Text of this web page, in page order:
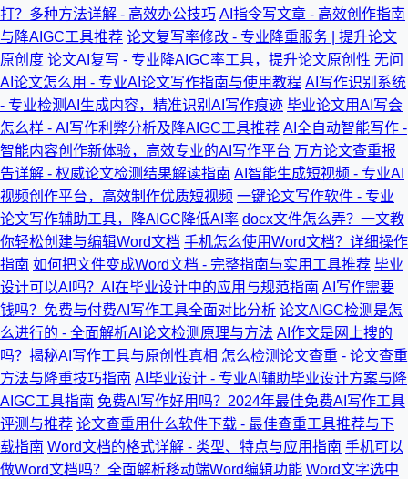
打？多种方法详解 - 高效办公技巧 AI指令写文章 - 高效创作指南
与降AIGC工具推荐 论文复写率修改 - 专业降重服务 | 提升论文
原创度 论文AI复写 - 专业降AIGC率工具，提升论文原创性 无问
AI论文怎么用 - 专业AI论文写作指南与使用教程 AI写作识别系统
- 专业检测AI生成内容，精准识别AI写作痕迹 毕业论文用AI写会
怎么样 - AI写作利弊分析及降AIGC工具推荐 AI全自动智能写作 -
智能内容创作新体验，高效专业的AI写作平台 万方论文查重报
告详解 - 权威论文检测结果解读指南 AI智能生成短视频 - 专业AI
视频创作平台，高效制作优质短视频 一键论文写作软件 - 专业
论文写作辅助工具，降AIGC降低AI率 docx文件怎么弄？一文教
你轻松创建与编辑Word文档 手机怎么使用Word文档？详细操作
指南 如何把文件变成Word文档 - 完整指南与实用工具推荐 毕业
设计可以AI吗？AI在毕业设计中的应用与规范指南 AI写作需要
钱吗？免费与付费AI写作工具全面对比分析 论文AIGC检测是怎
么进行的 - 全面解析AI论文检测原理与方法 AI作文是网上搜的
吗？揭秘AI写作工具与原创性真相 怎么检测论文查重 - 论文查重
方法与降重技巧指南 AI毕业设计 - 专业AI辅助毕业设计方案与降
AIGC工具指南 免费AI写作好用吗？2024年最佳免费AI写作工具
评测与推荐 论文查重用什么软件下载 - 最佳查重工具推荐与下
载指南 Word文档的格式详解 - 类型、特点与应用指南 手机可以
做Word文档吗？全面解析移动端Word编辑功能 Word文字选中